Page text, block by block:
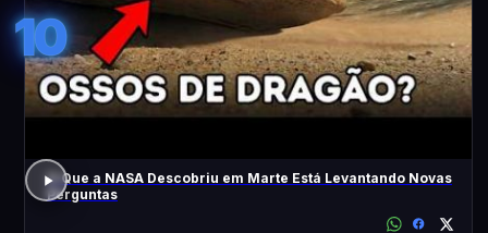
10
O Que a NASA Descobriu em Marte Está Levantando Novas
Perguntas